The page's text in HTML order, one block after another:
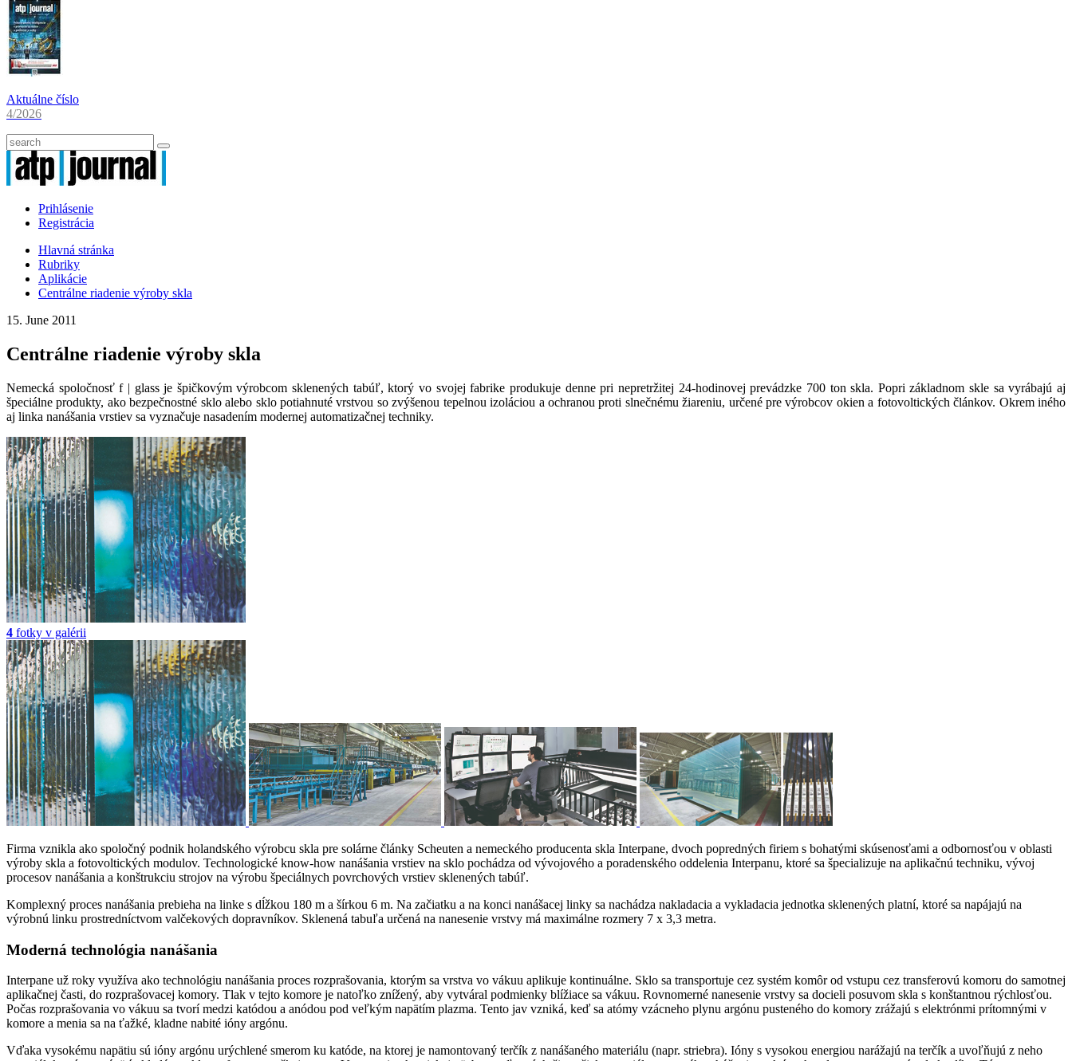
Aktuálne číslo
4/2026
Prihlásenie
Registrácia
Hlavná stránka
Rubriky
Aplikácie
Centrálne riadenie výroby skla
15. June 2011
Centrálne riadenie výroby skla
Nemecká spoločnosť f | glass je špičkovým výrobcom sklenených tabúľ, ktorý vo svojej fabrike produkuje denne pri nepretržitej 24-hodinovej prevádzke 700 ton skla. Popri základnom skle sa vyrábajú aj
špeciálne produkty, ako bezpečnostné sklo alebo sklo potiahnuté vrstvou so zvýšenou tepelnou izoláciou a ochranou proti slnečnému žiareniu, určené pre výrobcov okien a fotovoltických článkov. Okrem iného
aj linka nanášania vrstiev sa vyznačuje nasadením modernej automatizačnej techniky.
4 fotky v galérii
Firma vznikla ako spoločný podnik holandského výrobcu skla pre solárne články Scheuten a nemeckého producenta skla Interpane, dvoch popredných firiem s bohatými skúsenosťami a odbornosťou v oblasti
výroby skla a fotovoltických modulov. Technologické know-how nanášania vrstiev na sklo pochádza od vývojového a poradenského oddelenia Interpanu, ktoré sa špecializuje na aplikačnú techniku, vývoj
procesov nanášania a konštrukciu strojov na výrobu špeciálnych povrchových vrstiev sklenených tabúľ.
Komplexný proces nanášania prebieha na linke s dĺžkou 180 m a šírkou 6 m. Na začiatku a na konci nanášacej linky sa nachádza nakladacia a vykladacia jednotka sklenených platní, ktoré sa napájajú na
výrobnú linku prostredníctvom valčekových dopravníkov. Sklenená tabuľa určená na nanesenie vrstvy má maximálne rozmery 7 x 3,3 metra.
Moderná technológia nanášania
Interpane už roky využíva ako technológiu nanášania proces rozprašovania, ktorým sa vrstva vo vákuu aplikuje kontinuálne. Sklo sa transportuje cez systém komôr od vstupu cez transferovú ­komoru do samotnej
aplikačnej časti, do rozprašovacej komory. Tlak v tejto komore je natoľko znížený, aby vytváral podmienky blížiace sa vákuu. Rovnomerné nanesenie vrstvy sa docieli posuvom skla s konštantnou rýchlosťou.
Počas rozprašovania vo vákuu sa tvorí medzi katódou a anódou pod veľkým napätím plazma. Tento jav vzniká, keď sa atómy vzácneho plynu argónu pusteného do komory zrážajú s elektrónmi prítomnými v
komore a menia sa na ťažké, kladne nabité ióny argónu.
Vďaka vysokému napätiu sú ióny argónu urýchlené smerom ku katóde, na ktorej je namontovaný terčík z nanášaného materiálu (napr. striebra). Ióny s vysokou energiou narážajú na terčík a uvoľňujú z neho